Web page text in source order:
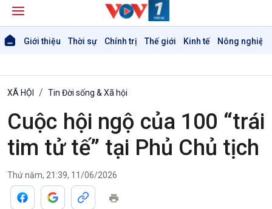
Giới thiệu Thời sự Chính trị Thế giới Kinh tế Nông nghiệp
XÃ HỘI Tin Đời sống & Xã hội
Cuộc hội ngộ của 100 “trái
tim tử tế” tại Phủ Chủ tịch
Thứ năm, 21:39, 11/06/2026